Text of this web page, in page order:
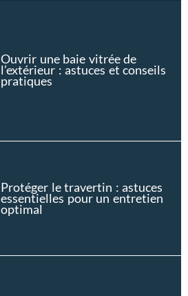
Ouvrir une baie vitrée de
l’extérieur : astuces et conseils
pratiques
Protéger le travertin : astuces
essentielles pour un entretien
optimal